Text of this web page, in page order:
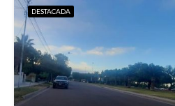
DESTACADA